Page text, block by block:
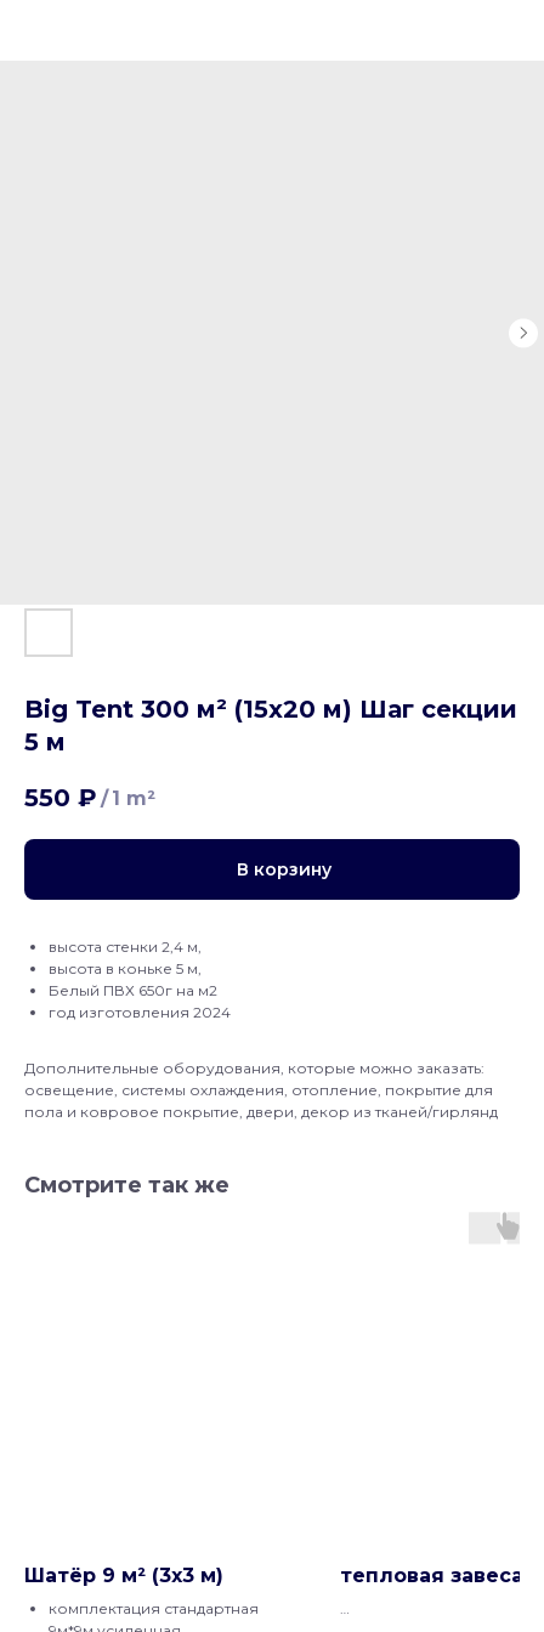
Big Tent 300 м² (15х20 м) Шаг секции
5 м
550 ₽ / 1 m²
В корзину
высота стенки 2,4 м,
высота в коньке 5 м,
Белый ПВХ 650г на м2
год изготовления 2024
Дополнительные оборудования, которые можно заказать:
освещение, системы охлаждения, отопление, покрытие для
пола и ковровое покрытие, двери, декор из тканей/гирлянд
Смотрите так же
Шатёр 9 м² (3х3 м)
комплектация стандартная
тепловая завеса